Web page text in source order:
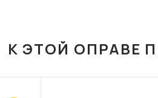
К ЭТОЙ ОПРАВЕ